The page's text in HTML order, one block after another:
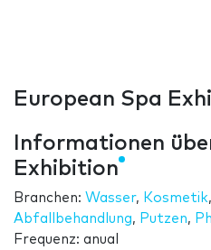
European Spa
Informationen
Exhibition
Branchen: Wasser, Kosmetik,
Abfallbehandlung, Putzen,
Frequenz: anual